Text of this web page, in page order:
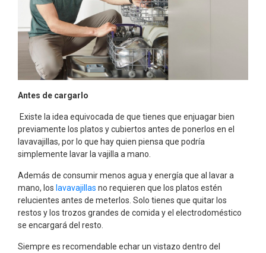
Antes de cargarlo
Existe la idea equivocada de que tienes que enjuagar bien
previamente los platos y cubiertos antes de ponerlos en el
lavavajillas, por lo que hay quien piensa que podría
simplemente lavar la vajilla a mano.
Además de consumir menos agua y energía que al lavar a
mano, los lavavajillas no requieren que los platos estén
relucientes antes de meterlos. Solo tienes que quitar los
restos y los trozos grandes de comida y el electrodoméstico
se encargará del resto.
Siempre es recomendable echar un vistazo dentro del